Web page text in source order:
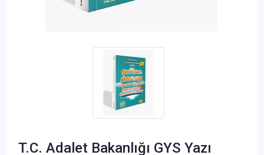
T.C. Adalet Bakanlığı GYS Yazı